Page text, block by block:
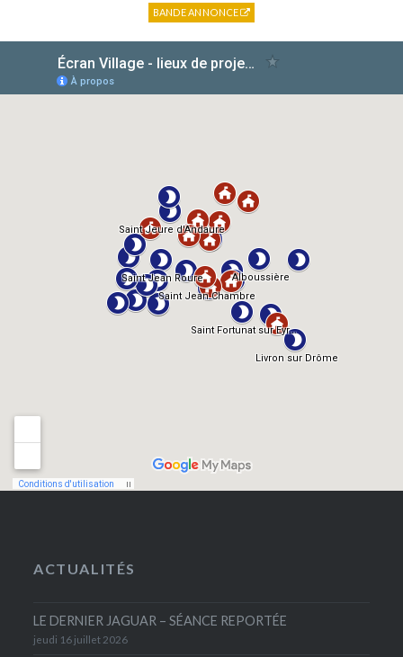
BANDE ANNONCE
ACTUALITÉS
LE DERNIER JAGUAR – SÉANCE REPORTÉE
jeudi 16 juillet 2026